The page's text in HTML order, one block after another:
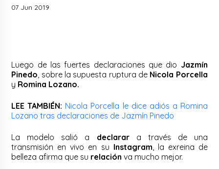
07 Jun 2019
Luego de las fuertes declaraciones que dio Jazmín
Pinedo , sobre la supuesta ruptura de Nicola Porcella
y Romina Lozano.
LEE TAMBIÉN: Nicola Porcella le dice adiós a Romina
Lozano tras declaraciones de Jazmín Pinedo
La modelo salió a declarara través de una
transmisión en vivo en su Instagram , la exreina de
belleza afirma que su relación va mucho mejor.